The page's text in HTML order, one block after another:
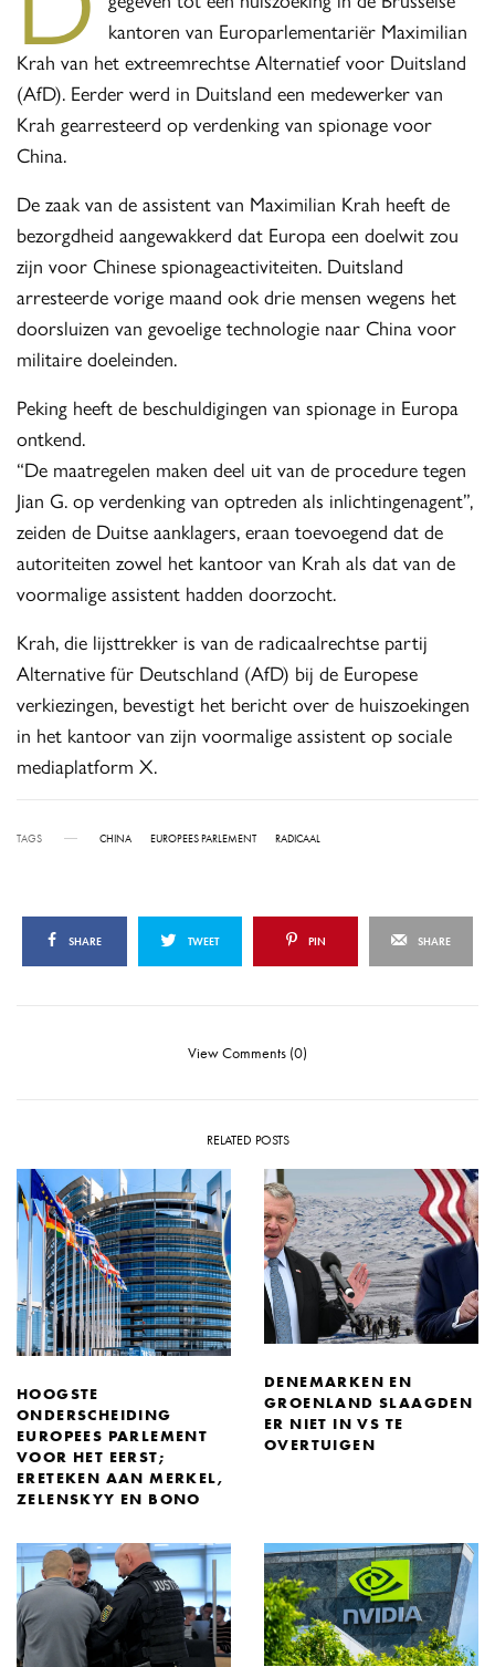
kantoren van Europarlementariër Maximilian
Krah van het extreemrechtse Alternatief voor Duitsland
(AfD). Eerder werd in Duitsland een medewerker van
Krah gearresteerd op verdenking van spionage voor
China.
De zaak van de assistent van Maximilian Krah heeft de
bezorgdheid aangewakkerd dat Europa een doelwit zou
zijn voor Chinese spionageactiviteiten. Duitsland
arresteerde vorige maand ook drie mensen wegens het
doorsluizen van gevoelige technologie naar China voor
militaire doeleinden.
Peking heeft de beschuldigingen van spionage in Europa
ontkend.
“De maatregelen maken deel uit van de procedure tegen
Jian G. op verdenking van optreden als inlichtingenagent”,
zeiden de Duitse aanklagers, eraan toevoegend dat de
autoriteiten zowel het kantoor van Krah als dat van de
voormalige assistent hadden doorzocht.
Krah, die lijsttrekker is van de radicaalrechtse partij
Alternative für Deutschland (AfD) bij de Europese
verkiezingen, bevestigt het bericht over de huiszoekingen
in het kantoor van zijn voormalige assistent op sociale
mediaplatform X.
TAGS CHINA EUROPEES PARLEMENT RADICAAL
SHARE TWEET PIN SHARE
View Comments (0)
RELATED POSTS
HOOGSTE
ONDERSCHEIDING
EUROPEES PARLEMENT
VOOR HET EERST;
ERETEKEN AAN MERKEL,
ZELENSKYY EN BONO
DENEMARKEN EN
GROENLAND SLAAGDEN
ER NIET IN VS TE
OVERTUIGEN